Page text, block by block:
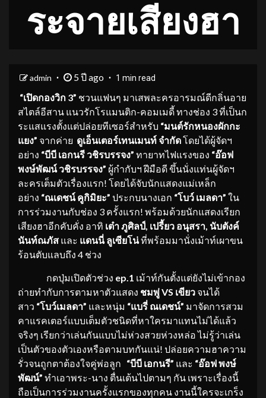
ระจายเสียงฮา
admin 5 ปี ago 1 min read
“เปิดกองวิก 3” ชวนแฟนๆ มาเสพละครอารมณ์ดีกลิ่นอาย
สไตล์อีสาน แนวรักโรแมนติก-คอมเมดี้ ทางช่อง 3 ที่เป็นก
ระแสแรงตั้งแต่ปล่อยทีเซอร์สำหรับ “มนต์รักหนองผักกะ
แยง” จากค่าย ดูเอ็นเตอร์เทนเมนท์ จำกัดโดยได้ผู้จัดฯ
อย่าง “บีบี เอกนรี วชิรบรรจง” ทายาทไฟแรงของ “อ๊อฟ
พงษ์พัฒน์ วชิรบรรจง” ผู้กำกับฯ ฝีมือดี ขึ้นนั่งแท่นผู้จัดฯ
ละครเต็มตัวเรื่องแรก! โดยได้จับนักแสดงแม่เหล็ก
อย่าง “ณเดชน์ คูกิมิยะ” ประกบนางเอก “โบว์ เมลดา” ใน
การร่วมงานกับช่อง 3 ครั้งแรก! พร้อมด้วยนักแสดงเรียก
เสียงฮาอีกคับคั่ง อาทิ เต๋า ภูศิลป์ , เปรี้ยว อนุสรา, นับตังค์
นันท์ณภัส และ แดนนี่ ลูเซียโน่ที่พร้อมมานั่งเม้าท์เผาขน
ร้อนตับแลบถึง 4 ช่วง
กดปุ่มเปิดตัวช่วง ep.1 เม้าท์กันตั้งแต่ยังไม่เข้ากอง
ถ่ายทำกับการตามหาตัวแสดง ชมพู่VS เขียว จนได้
สาว “โบว์เมลดา” และหนุ่ม “แบรี่ ณเดชน์” มาจัดการสวม
คาแรคเตอร์แบบเต็มตัวชนิดที่หาใครมาแทนไม่ได้แล้ว
จริงๆ เรียกว่าเล่นกันแบบไม่ห่วงสวยห่วงหล่อ ไม่รู้ว่าเล่น
เป็นตัวของตัวเองหรือตามบทกันแน่! ปล่อยความฮาความ
รั่วจนถูกตาต้องใจคู่พ่อลูก “บีบี เอกนรี” และ “อ๊อฟ พงษ์
พัฒน์” ทำเอาพระ-นาง ตื่นเต้นไปตามๆ กัน เพราะเรื่องนี้
ถือเป็นการร่วมงานครั้งแรกของทุกคน งานนี้ใครจะเกร็ง